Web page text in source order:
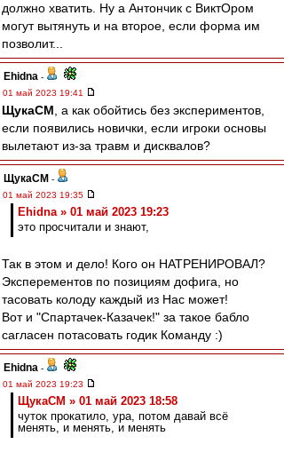
должно хватить. Ну а Антончик с ВиктОром
могут вытянуть и на второе, если форма им
позволит...
Ehidna -
01 май 2023 19:41
ЩукаСМ , а как обойтись без экспериментов,
если появились новички, если игроки основы
вылетают из-за травм и дисквалов?
ЩукаСМ -
01 май 2023 19:35
Ehidna » 01 май 2023 19:23
это просчитали и знают,
Так в этом и дело! Кого он НАТРЕНИРОВАЛ?
Эксперементов по позициям дофига, но
тасовать колоду каждый из Нас может!
Вот и "Спартачек-Казачек!" за такое бабло
сагласен потасовать годик Команду :)
Ehidna -
01 май 2023 19:23
ЩукаСМ » 01 май 2023 18:58
чуток прокатило, ура, потом давай всё
менять, и менять, и менять